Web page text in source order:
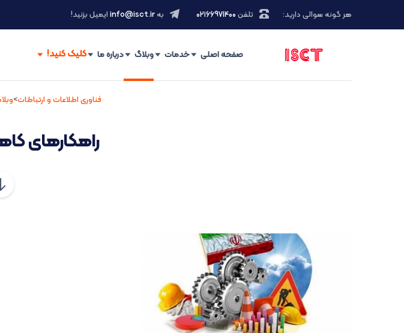
هر گونه سوالی دارید: تلفن ۰۲۱66971400 بهinfo@isct.ir ایمیل بزنید!
صفحه اصلی خدمات وبلاگ درباره ما
فناوری اطلاعات و ارتباطات>
راهکارهای